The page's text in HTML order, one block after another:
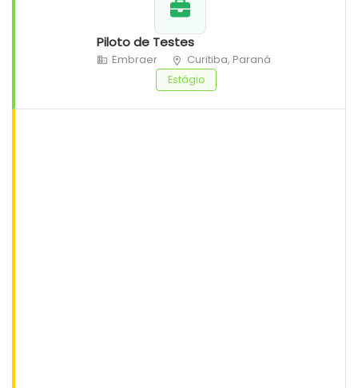
Piloto de Testes
Embraer Curitiba, Paraná
Estágio